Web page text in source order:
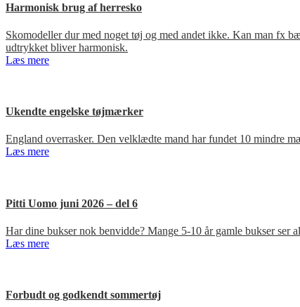
Harmonisk brug af herresko
Skomodeller dur med noget tøj og med andet ikke. Kan man fx
udtrykket bliver harmonisk.
Læs mere
Ukendte engelske tøjmærker
England overrasker. Den velklædte mand har fundet 10 mindre
Læs mere
Pitti Uomo juni 2026 – del 6
Har dine bukser nok benvidde? Mange 5-10 år gamle bukser
Læs mere
Forbudt og godkendt sommertøj